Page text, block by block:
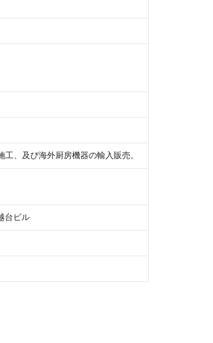
、及び海外厨房機器の輸入販売。
台ビル